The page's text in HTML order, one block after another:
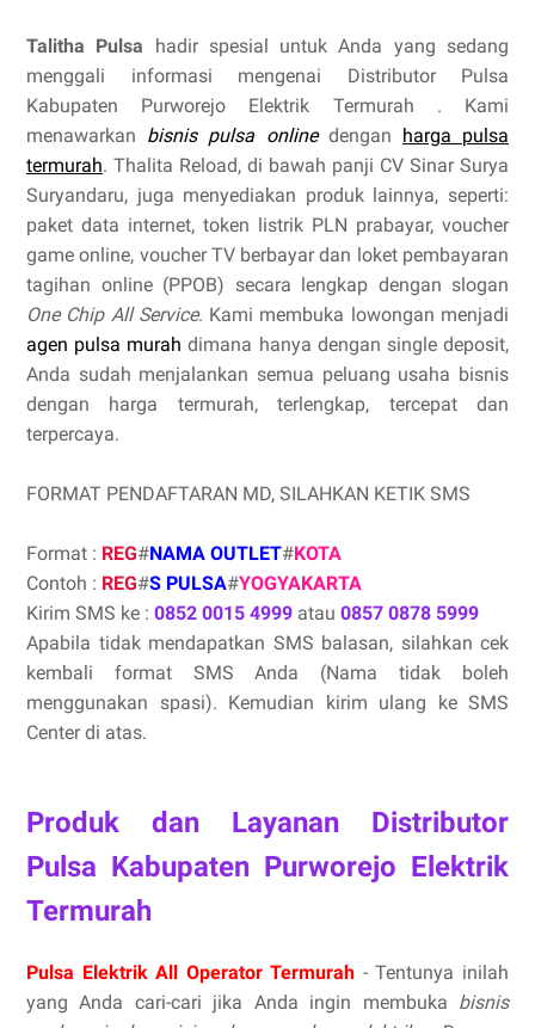
Talitha Pulsa hadir spesial untuk Anda yang sedang
menggali informasi mengenai Distributor Pulsa
Kabupaten Purworejo Elektrik Termurah . Kami
menawarkan bisnis pulsa onlinedengan harga pulsa
termurah. Thalita Reload, di bawah panji CV Sinar Surya
Suryandaru, juga menyediakan produk lainnya, seperti:
paket data internet, token listrik PLN prabayar, voucher
game online, voucher TV berbayar dan loket pembayaran
tagihan online (PPOB) secara lengkap dengan slogan
One Chip All Service. Kami membuka lowongan menjadi
agen pulsa murah dimana hanya dengan single deposit,
Anda sudah menjalankan semua peluang usaha bisnis
dengan harga termurah, terlengkap, tercepat dan
terpercaya.
FORMAT PENDAFTARAN MD, SILAHKAN KETIK SMS
Format : REG#NAMA OUTLET#KOTA
Contoh : REG#S PULSA#YOGYAKARTA
Kirim SMS ke : 0852 0015 4999 atau 0857 0878 5999
Apabila tidak mendapatkan SMS balasan, silahkan cek
kembali format SMS Anda (Nama tidak boleh
menggunakan spasi). Kemudian kirim ulang ke SMS
Center di atas.
Produk dan Layanan Distributor
Pulsa Kabupaten Purworejo Elektrik
Termurah
Pulsa Elektrik All Operator Termurah - Tentunya inilah
yang Anda cari-cari jika Anda ingin membuka bisnis